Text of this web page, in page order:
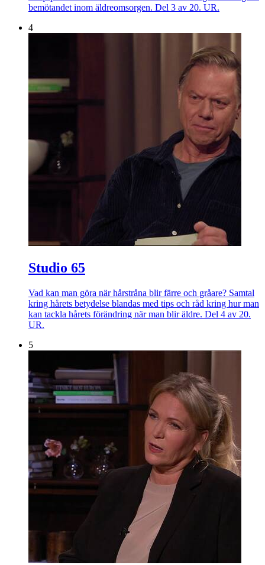
bemötandet inom äldreomsorgen. Del 3 av 20. UR.
4
Studio 65
Vad kan man göra när hårstråna blir färre och gråare? Samtal
kring hårets betydelse blandas med tips och råd kring hur man
kan tackla hårets förändring när man blir äldre. Del 4 av 20.
UR.
5